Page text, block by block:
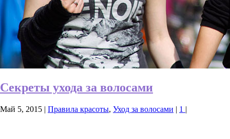
Секреты ухода за волосами
Май 5, 2015 | Правила красоты, Уход за волосами | 1 |